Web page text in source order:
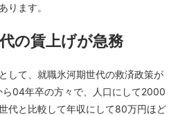
ります。
の賃上げが急務
して、就職氷河期世代の救済政策が
04年卒の方々で、人口にして2000
代と比較して年収にして80万円ほど